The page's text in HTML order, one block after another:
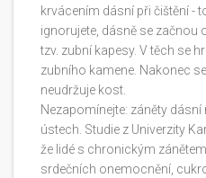
krvácením dásní při čištění -
ignorujete, dásně se začnou
tzv. zubní kapesy. V těch se
zubního kamene. Nakonec
neudržuje kost.
Nezapomínejte: záněty
ústech. Studie z Univerzity
že lidé s chronickým
srdečních onemocnění,